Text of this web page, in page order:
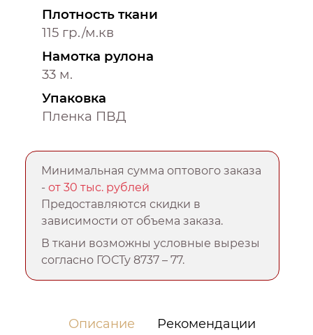
Плотность ткани
115 гр./м.кв
Намотка рулона
33 м.
Упаковка
Пленка ПВД
Минимальная сумма оптового заказа
-от 30 тыс. рублей
Предоставляются скидки в
зависимости от объема заказа.
В ткани возможны условные вырезы
согласно ГОСТу 8737 – 77.
Описание Рекомендации